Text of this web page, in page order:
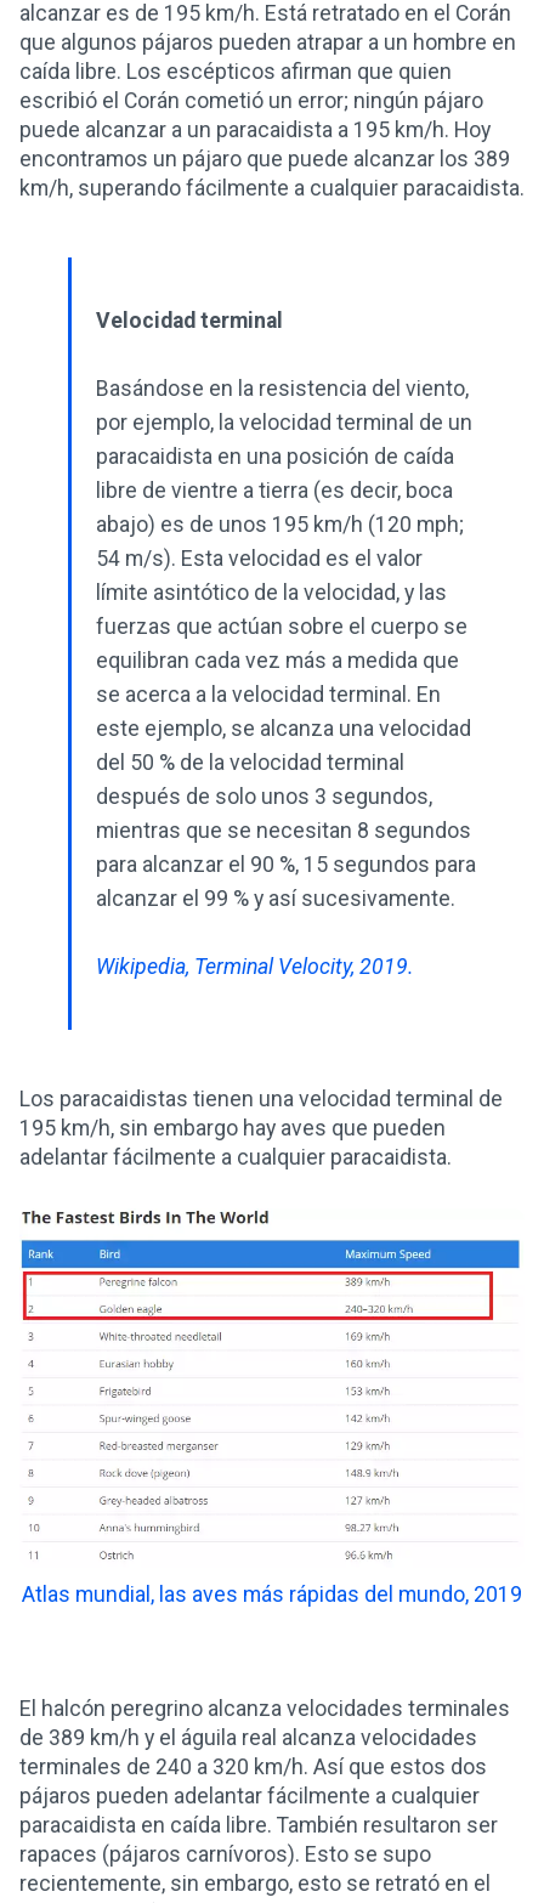
alcanzar es de 195 km/h. Está retratado en el Corán
que algunos pájaros pueden atrapar a un hombre en
caída libre. Los escépticos afirman que quien
escribió el Corán cometió un error; ningún pájaro
puede alcanzar a un paracaidista a 195 km/h. Hoy
encontramos un pájaro que puede alcanzar los 389
km/h, superando fácilmente a cualquier paracaidista.
Velocidad terminal
Basándose en la resistencia del viento,
por ejemplo, la velocidad terminal de un
paracaidista en una posición de caída
libre de vientre a tierra (es decir, boca
abajo) es de unos 195 km/h (120 mph;
54 m/s). Esta velocidad es el valor
límite asintótico de la velocidad, y las
fuerzas que actúan sobre el cuerpo se
equilibran cada vez más a medida que
se acerca a la velocidad terminal. En
este ejemplo, se alcanza una velocidad
del 50 % de la velocidad terminal
después de solo unos 3 segundos,
mientras que se necesitan 8 segundos
para alcanzar el 90 %, 15 segundos para
alcanzar el 99 % y así sucesivamente.
Wikipedia, Terminal Velocity, 2019.
Los paracaidistas tienen una velocidad terminal de
195 km/h, sin embargo hay aves que pueden
adelantar fácilmente a cualquier paracaidista.
Atlas mundial, las aves más rápidas del mundo, 2019
El halcón peregrino alcanza velocidades terminales
de 389 km/h y el águila real alcanza velocidades
terminales de 240 a 320 km/h. Así que estos dos
pájaros pueden adelantar fácilmente a cualquier
paracaidista en caída libre. También resultaron ser
rapaces (pájaros carnívoros). Esto se supo
recientemente, sin embargo, esto se retrató en el